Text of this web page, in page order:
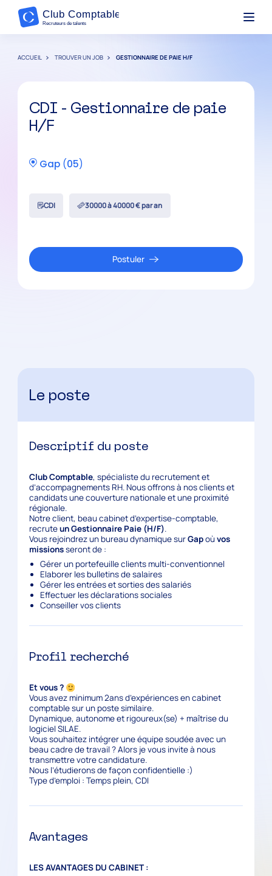
ACCUEIL TROUVER UN JOB GESTIONNAIRE DE PAIE H/F
CDI - Gestionnaire de paie
H/F
Gap(05)
CDI 30000 à 40000 € par an
Postuler
Le poste
Descriptif du poste
Club Comptable, spécialiste du recrutement et
d’accompagnements RH. Nous offrons à nos clients et
candidats une couverture nationale et une proximité
régionale.
Notre client, beau cabinet d’expertise-comptable,
recruteun Gestionnaire Paie (H/F).
Vous rejoindrez un bureau dynamique surGapoùvos
missionsseront de :
Gérer un portefeuille clients multi-conventionnel
Elaborer les bulletins de salaires
Gérer les entrées et sorties des salariés
Effectuer les déclarations sociales
Conseiller vos clients
Profil recherché
Et vous ?
Vous avez minimum 2ans d’expériences en cabinet
comptable sur un poste similaire.
Dynamique, autonome et rigoureux(se) + maîtrise du
logiciel SILAE.
Vous souhaitez intégrer une équipe soudée avec un
beau cadre de travail ? Alors je vous invite à nous
transmettre votre candidature.
Nous l’étudierons de façon confidentielle :)
Type d’emploi : Temps plein, CDI
Avantages
LES AVANTAGES DU CABINET :